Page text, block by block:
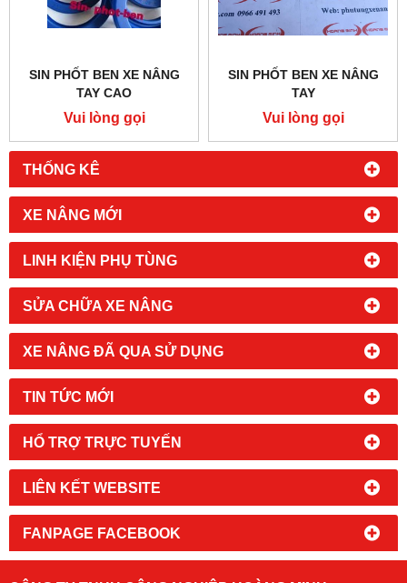
THỐNG KÊ
XE NÂNG MỚI
LINH KIỆN PHỤ TÙNG
SỬA CHỮA XE NÂNG
XE NÂNG ĐÃ QUA SỬ DỤNG
TIN TỨC MỚI
HỔ TRỢ TRỰC TUYẾN
LIÊN KẾT WEBSITE
FANPAGE FACEBOOK
SIN PHỐT BEN XE NÂNG
TAY CAO
Vui lòng gọi
SIN PHỐT BEN XE NÂNG
TAY
Vui lòng gọi